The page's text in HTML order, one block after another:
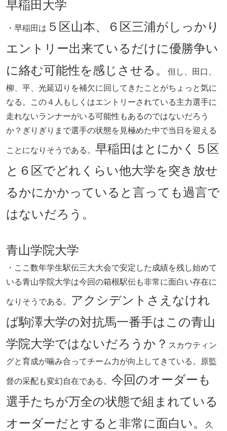
早稲田大学
・早稲田は ５区山本、６区三浦がしっかり
エントリー出来ているだけに優勝争い
に絡む可能性を感じさせる。
但し、田口、
柳、平、光延辺りを補欠に回してきたことがちょっと気に
なる。この４人もしくはエントリーされている主力選手に
走れないランナーがいる可能性もあるのではないだろう
か？ぎりぎりまで選手の状態を見極めた中で当日を迎える
ことになりそうである。 早稲田はとにかく５区
と６区でどれくらい他大学を突き放せ
るかにかかっていると言っても過言で
はないだろう。
青山学院大学
・ここ数年学生駅伝三大大会で安定した成績を残し始めて
いる青山学院大学は今回の箱根駅伝も非常に面白い存在に
なりそうである。
アクシデントさえなけれ
ば駒澤大学の対抗馬一番手はこの青山
学院大学ではないだろうか？ スカウティン
グと育成が噛み合ってチーム力が向上してきている。原監
督の采配も変幻自在である。 今回のオーダーも
選手たちが万全の状態で組まれている
オーダーだとすると非常に面白い。
久